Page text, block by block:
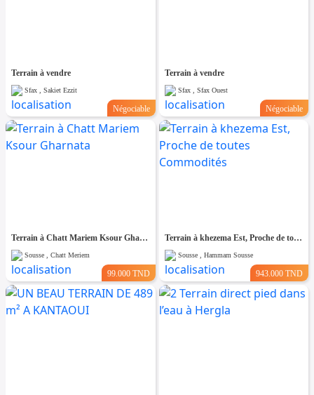
Terrain à vendre
Sfax , Sakiet Ezzit
Négociable
Terrain à vendre
Sfax , Sfax Ouest
Négociable
Terrain à Chatt Mariem Ksour Gharnata
Sousse , Chatt Meriem
99.000 TND
Terrain à khezema Est, Proche de toutes Commodités
Sousse , Hammam Sousse
943.000 TND